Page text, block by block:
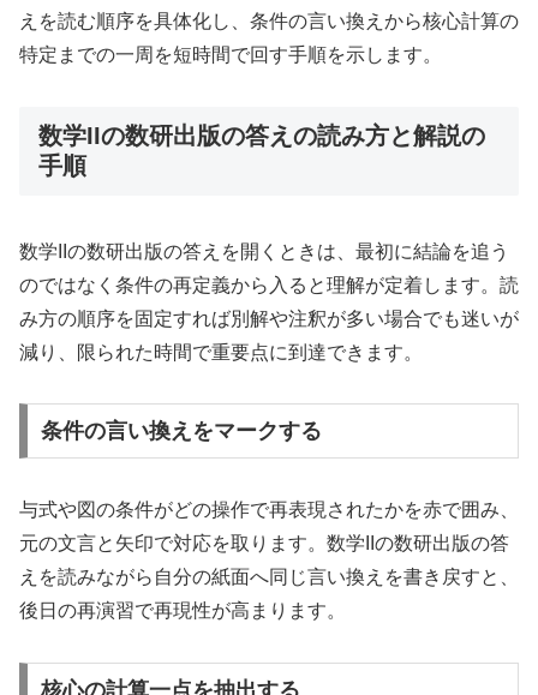
えを読む順序を具体化し、条件の言い換えから核心計算の
特定までの一周を短時間で回す手順を示します。
数学IIの数研出版の答えの読み方と解説の
手順
数学IIの数研出版の答えを開くときは、最初に結論を追う
のではなく条件の再定義から入ると理解が定着します。読
み方の順序を固定すれば別解や注釈が多い場合でも迷いが
減り、限られた時間で重要点に到達できます。
条件の言い換えをマークする
与式や図の条件がどの操作で再表現されたかを赤で囲み、
元の文言と矢印で対応を取ります。数学IIの数研出版の答
えを読みながら自分の紙面へ同じ言い換えを書き戻すと、
後日の再演習で再現性が高まります。
核心の計算一点を抽出する